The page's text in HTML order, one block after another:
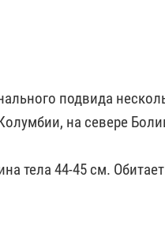
подвида
на севере
тела 44-45 см.